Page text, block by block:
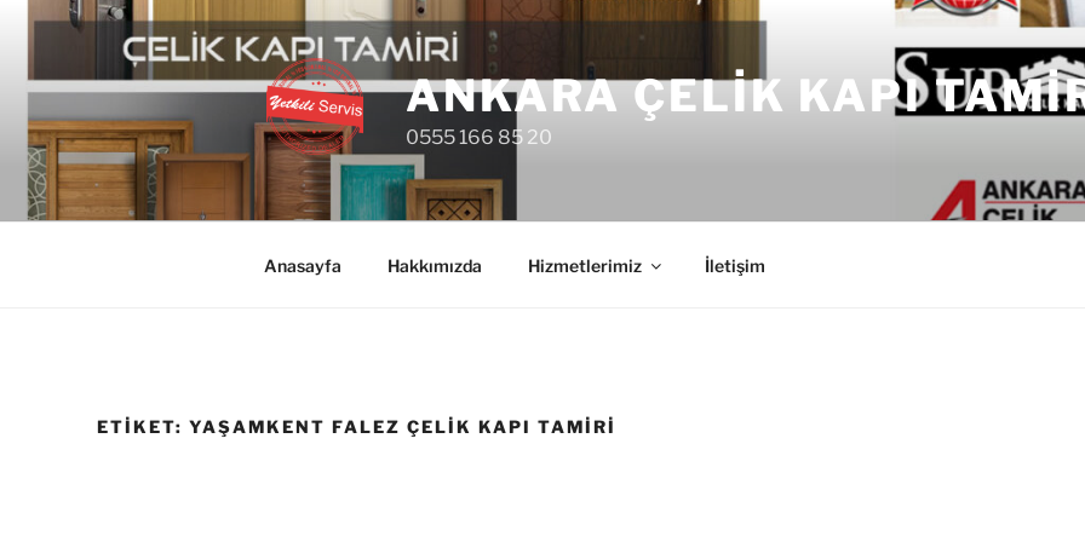
ANKARA ÇELIK KAPI
0555 166 85 20
Anasayfa Hakkımızda Hizmetlerimiz İletişim
ETIKET: YAŞAMKENT FALEZ ÇELIK KAPI TAMIRI